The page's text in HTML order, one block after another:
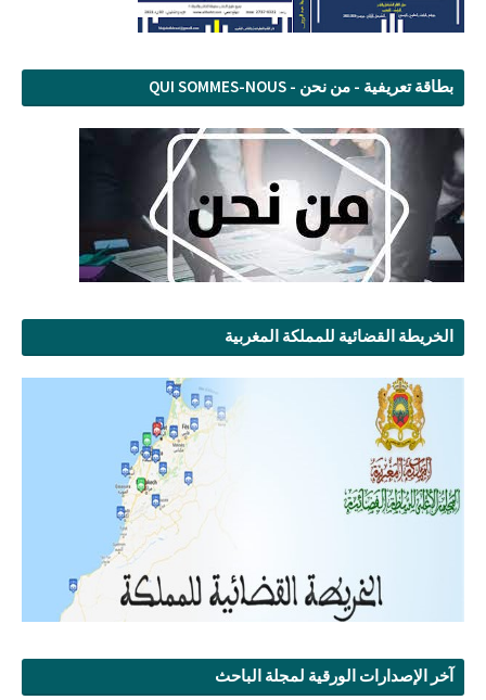
بطاقة تعريفية - من نحن - QUI SOMMES-NOUS
الخريطة القضائية للمملكة المغربية
آخر الإصدارات الورقية لمجلة الباحث